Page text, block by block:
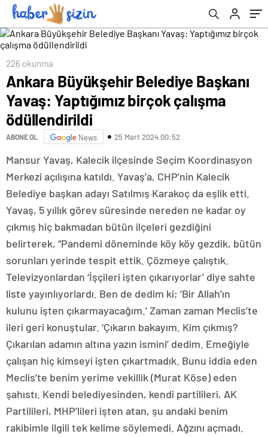
226 okunma
Ankara Büyükşehir Belediye Başkanı
Yavaş: Yaptığımız birçok çalışma
ödüllendirildi
ABONE OL News 25 Mart 2024 00:52
Mansur Yavaş, Kalecik ilçesinde Seçim Koordinasyon
Merkezi açılışına katıldı. Yavaş’a, CHP’nin Kalecik
Belediye başkan adayı Satılmış Karakoç da eşlik etti.
Yavaş, 5 yıllık görev süresinde nereden ne kadar oy
çıkmış hiç bakmadan bütün ilçeleri gezdiğini
belirterek, “Pandemi döneminde köy köy gezdik, bütün
sorunları yerinde tespit ettik. Çözmeye çalıştık.
Televizyonlardan ‘İşçileri işten çıkarıyorlar’ diye sahte
liste yayınlıyorlardı. Ben de dedim ki; ‘Bir Allah’ın
kulunu işten çıkarmayacağım.’ Zaman zaman Meclis’te
ileri geri konuştular. ‘Çıkarın bakayım. Kim çıkmış?
Çıkarılan adamın altına yazın ismini’ dedim. Emeğiyle
çalışan hiç kimseyi işten çıkartmadık. Bunu iddia eden
Meclis’te benim yerime vekillik (Murat Köse) eden
şahıstı. Kendi belediyesinden, kendi partilileri, AK
Partilileri, MHP’lileri işten atan, şu andaki benim
rakibimle ilgili tek kelime söylemedi. Ağzını açmadı.